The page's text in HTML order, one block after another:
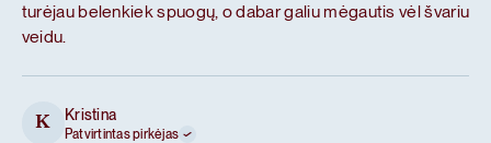
turėjau belenkiek spuogų, o dabar galiu mėgautis vėl švariu
veidu.
K Kristina
Patvirtintas pirkėjas